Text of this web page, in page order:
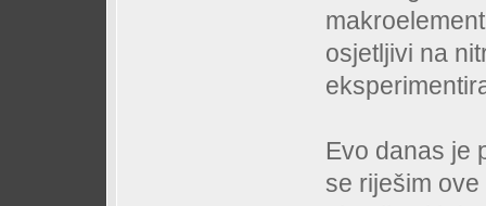
osjetljivi na
Evo danas je
se riješim